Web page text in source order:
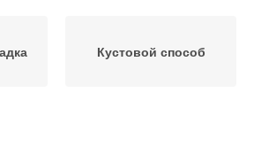
Кустовой способ